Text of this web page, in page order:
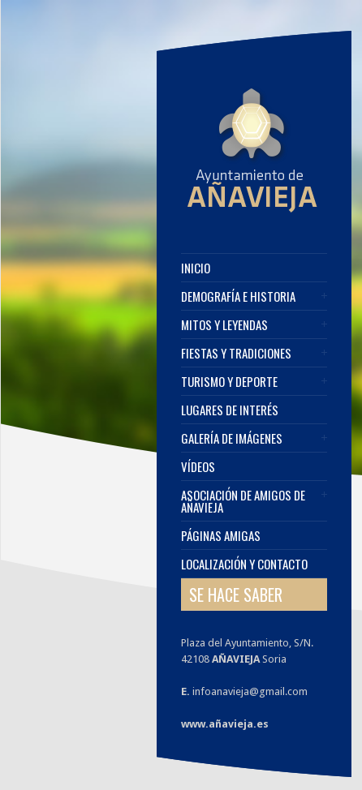
INICIO
DEMOGRAFÍA E HISTORIA
MITOS Y LEYENDAS
FIESTAS Y TRADICIONES
TURISMO Y DEPORTE
LUGARES DE INTERÉS
GALERÍA DE IMÁGENES
VÍDEOS
ASOCIACIÓN DE AMIGOS DE
AÑAVIEJA
PÁGINAS AMIGAS
LOCALIZACIÓN Y CONTACTO
SE HACE SABER
Plaza del Ayuntamiento, S/N.
42108 AÑAVIEJASoria
E. infoanavieja@gmail.com
www.añavieja.es